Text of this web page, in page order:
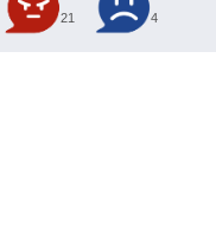
21 4